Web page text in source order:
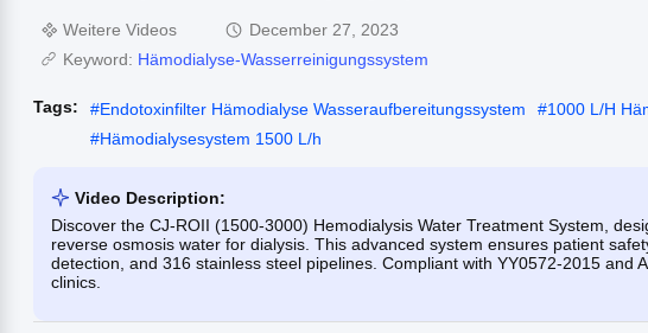
Weitere Videos
December 27, 2023
Keyword: Hämodialyse-Wasserreinigungssystem
Tags: #Endotoxinfilter Hämodialyse Wasseraufbereitungssystem #1000 L/H
#Hämodialysesystem 1500 L/h
Video Description:
Discover the CJ-ROII (1500-3000) Hemodialysis Water Treatment System,
reverse osmosis water for dialysis. This advanced system ensures patient
detection, and 316 stainless steel pipelines. Compliant with YY0572-2015 and
clinics.